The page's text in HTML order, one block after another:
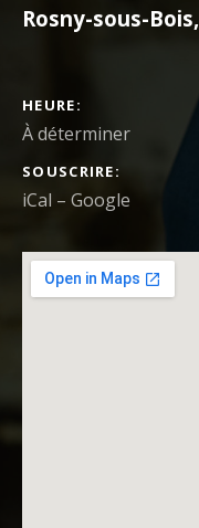
Rosny-sous-Bois,
DÉTAILS DU
HEURE
À déterminer
SOUSCRIRE
iCal Google